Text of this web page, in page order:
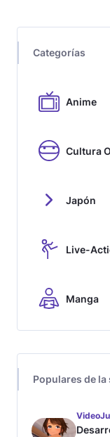
Categorías
Anime
Cultura
Japón
Live-
Manga
Populares de la